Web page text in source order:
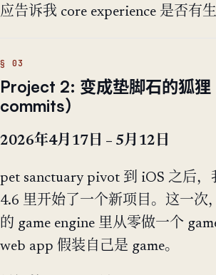
应告诉我 core experience 是否有生
Project 2: 变成垫脚石的狐狸
commits）
2026年4月17日 – 5月12日
pet sanctuary pivot 到 iOS 之后，
4.6 里开始了一个新项目。这一次
的 game engine 里从零做一个
web app 假装自己是 game。